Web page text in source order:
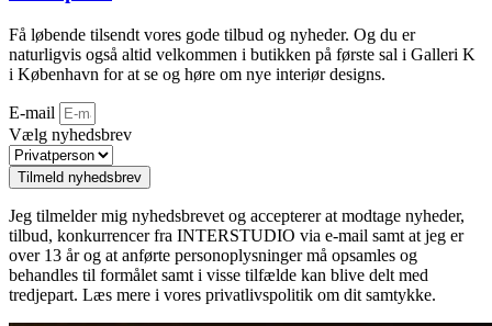
Få løbende tilsendt vores gode tilbud og nyheder. Og du er
naturligvis også altid velkommen i butikken på første sal i Galleri K
i København for at se og høre om nye interiør designs.
E-mail
Vælg nyhedsbrev
Tilmeld nyhedsbrev
Jeg tilmelder mig nyhedsbrevet og accepterer at modtage nyheder,
tilbud, konkurrencer fra INTERSTUDIO via e-mail samt at jeg er
over 13 år og at anførte personoplysninger må opsamles og
behandles til formålet samt i visse tilfælde kan blive delt med
tredjepart. Læs mere i vores privatlivspolitik om dit samtykke.